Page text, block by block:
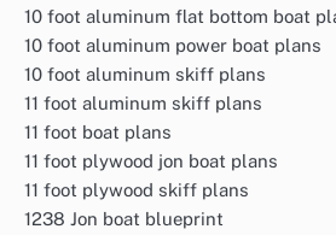
10 foot aluminum flat bottom boat
10 foot aluminum power boat plans
10 foot aluminum skiff plans
11 foot aluminum skiff plans
11 foot boat plans
11 foot plywood jon boat plans
11 foot plywood skiff plans
1238 Jon boat blueprint